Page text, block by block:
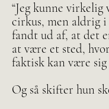
“Jeg kunne virkelig
cirkus, men aldrig i
fandt ud af, at det
at være et sted,
faktisk kan være sig
Og så skifter hun